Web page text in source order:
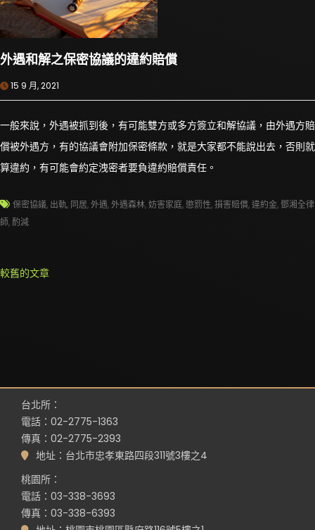
外遇和解之保密協議的違約賠償
15 9 月, 2021
一般來說，外遇被抓到後，有可能雙方或多方簽立和解協議，由外遇方賠
償被外遇方，有的協議會附加保密條款，就是大家都不能說出去，否則就
算違約，有可能會約定洩密者要負違約賠償責任。
保密協議, 出軌, 同居,外遇,外遇森林,妨害家庭,懲罰性,損害賠償,違約金, 鄧湘全律
師,酌減
文
較舊的文章
台北所：
電話：02-2775-1363
傳真：02-2775-2393
地址：台北市忠孝東路四段311號3樓之4
桃園所：
電話：03-338-3693
傳真：03-338-6393